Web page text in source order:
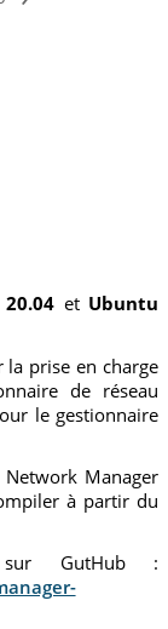
et Ubuntu
prise en charge
de réseau
le gestionnaire
Manager
à partir du
GutHub :